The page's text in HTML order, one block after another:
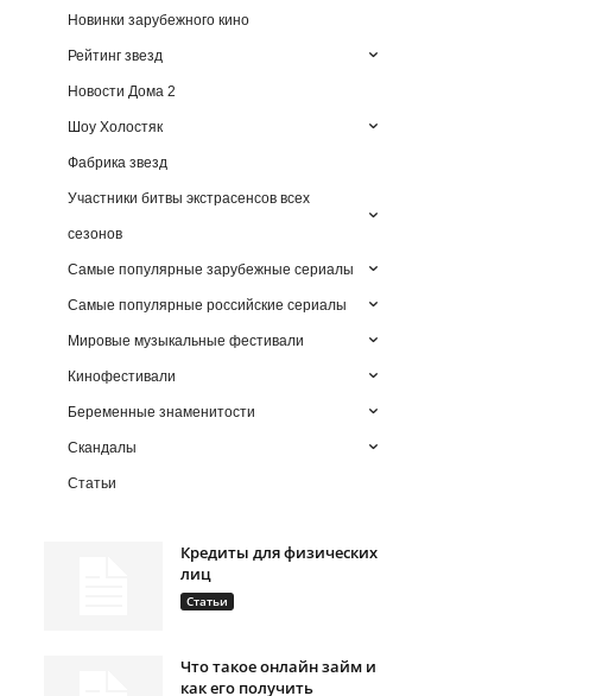
Новинки зарубежного кино
Рейтинг звезд
Новости Дома 2
Шоу Холостяк
Фабрика звезд
Участники битвы экстрасенсов всех
сезонов
Самые популярные зарубежные сериалы
Самые популярные российские сериалы
Мировые музыкальные фестивали
Кинофестивали
Беременные знаменитости
Скандалы
Статьи
Кредиты для физических
лиц
Статьи
Что такое онлайн займ и
как его получить